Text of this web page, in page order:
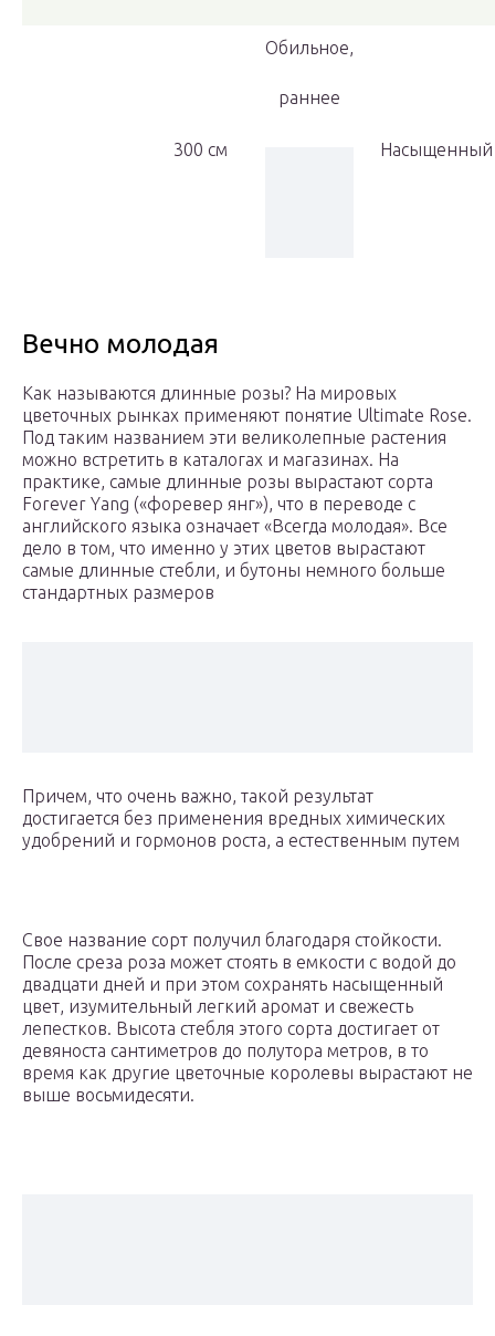
300 см
Обильное,
раннее
Насыщенный
Вечно молодая
Как называются длинные розы? На мировых
цветочных рынках применяют понятие Ultimate Rose.
Под таким названием эти великолепные растения
можно встретить в каталогах и магазинах. На
практике, самые длинные розы вырастают сорта
Forever Yang («форевер янг»), что в переводе с
английского языка означает «Всегда молодая». Все
дело в том, что именно у этих цветов вырастают
самые длинные стебли, и бутоны немного больше
стандартных размеров
Причем, что очень важно, такой результат
достигается без применения вредных химических
удобрений и гормонов роста, а естественным путем
Свое название сорт получил благодаря стойкости.
После среза роза может стоять в емкости с водой до
двадцати дней и при этом сохранять насыщенный
цвет, изумительный легкий аромат и свежесть
лепестков. Высота стебля этого сорта достигает от
девяноста сантиметров до полутора метров, в то
время как другие цветочные королевы вырастают не
выше восьмидесяти.